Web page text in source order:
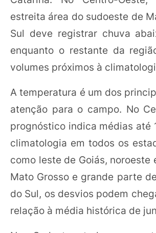
estreita área do sudoeste de
Sul deve registrar chuva
enquanto o restante da
volumes próximos à
A temperatura é um dos
atenção para o campo. No
prognóstico indica médias até
climatologia em todos os
como leste de Goiás, noroeste
Mato Grosso e grande parte
do Sul, os desvios podem
relação à média histórica de